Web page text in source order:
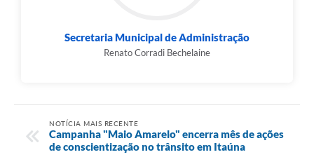
Secretaria Municipal de Administração
Renato Corradi Bechelaine
NOTÍCIA MAIS RECENTE
Campanha "Maio Amarelo" encerra mês de ações
de conscientização no trânsito em Itaúna